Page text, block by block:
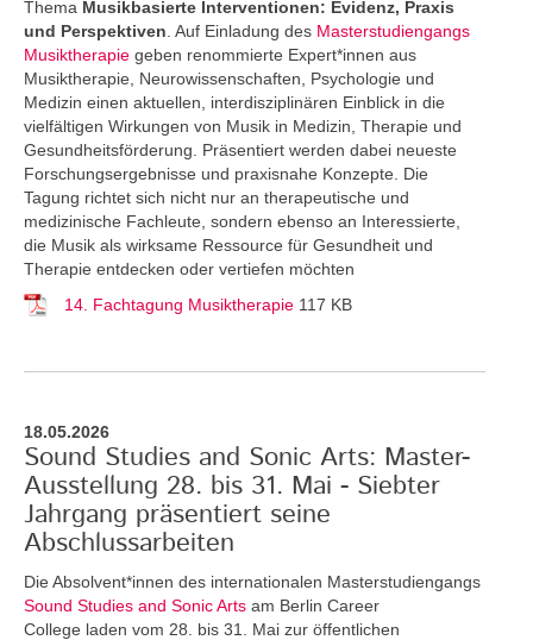
Thema Musikbasierte Interventionen: Evidenz, Praxis
und Perspektiven . Auf Einladung des Masterstudiengangs
Musiktherapie geben renommierte Expert*innen aus
Musiktherapie, Neurowissenschaften, Psychologie und
Medizin einen aktuellen, interdisziplinären Einblick in die
vielfältigen Wirkungen von Musik in Medizin, Therapie und
Gesundheitsförderung. Präsentiert werden dabei neueste
Forschungsergebnisse und praxisnahe Konzepte. Die
Tagung richtet sich nicht nur an therapeutische und
medizinische Fachleute, sondern ebenso an Interessierte,
die Musik als wirksame Ressource für Gesundheit und
Therapie entdecken oder vertiefen möchten
14. Fachtagung Musiktherapie 117 KB
18.05.2026
Sound Studies and Sonic Arts: Master-
Ausstellung 28. bis 31. Mai - Siebter
Jahrgang präsentiert seine
Abschlussarbeiten
Die Absolvent*innen des internationalen Masterstudiengangs
Sound Studies and Sonic Arts am Berlin Career
College laden vom 28. bis 31. Mai zur öffentlichen